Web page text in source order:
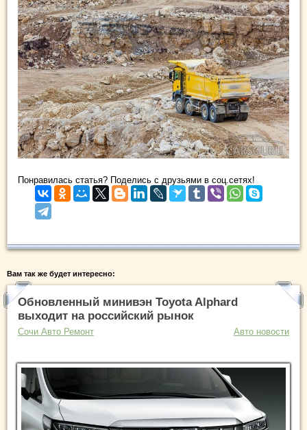
Понравилась статья? Поделись с друзьями в соц.сетях!
Вам так же будет интересно:
Обновленный минивэн Toyota Alphard
выходит на российский рынок
Сочи Авто Ремонт Авто новости